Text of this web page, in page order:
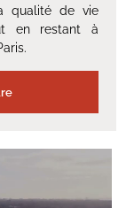
qualité de vie
en restant à